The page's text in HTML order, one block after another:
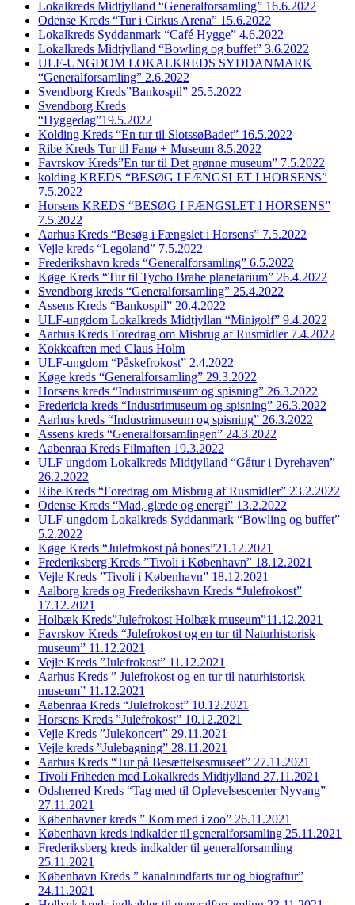
Lokalkreds Midtjylland “Generalforsamling” 16.6.2022
Odense Kreds “Tur i Cirkus Arena” 15.6.2022
Lokalkreds Syddanmark “Café Hygge” 4.6.2022
Lokalkreds Midtjylland “Bowling og buffet” 3.6.2022
ULF-UNGDOM LOKALKREDS SYDDANMARK
“Generalforsamling” 2.6.2022
Svendborg Kreds”Bankospil” 25.5.2022
Svendborg Kreds
“Hyggedag”19.5.2022
Kolding Kreds “En tur til SlotssøBadet” 16.5.2022
Ribe Kreds Tur til Fanø + Museum 8.5.2022
Favrskov Kreds”En tur til Det grønne museum” 7.5.2022
kolding KREDS “BESØG I FÆNGSLET I HORSENS”
7.5.2022
Horsens KREDS “BESØG I FÆNGSLET I HORSENS”
7.5.2022
Aarhus Kreds “Besøg i Fængslet i Horsens” 7.5.2022
Vejle kreds “Legoland” 7.5.2022
Frederikshavn kreds “Generalforsamling” 6.5.2022
Køge Kreds “Tur til Tycho Brahe planetarium” 26.4.2022
Svendborg kreds “Generalforsamling” 25.4.2022
Assens Kreds “Bankospil” 20.4.2022
ULF-ungdom Lokalkreds Midtjyllan “Minigolf” 9.4.2022
Aarhus Kreds Foredrag om Misbrug af Rusmidler 7.4.2022
Kokkeaften med Claus Holm
ULF-ungdom “Påskefrokost” 2.4.2022
Køge kreds “Generalforsamling” 29.3.2022
Horsens kreds “Industrimuseum og spisning” 26.3.2022
Fredericia kreds “Industrimuseum og spisning” 26.3.2022
Aarhus kreds “Industrimuseum og spisning” 26.3.2022
Assens kreds “Generalforsamlingen” 24.3.2022
Aabenraa Kreds Filmaften 19.3.2022
ULF ungdom Lokalkreds Midtjylland “Gåtur i Dyrehaven”
26.2.2022
Ribe Kreds “Foredrag om Misbrug af Rusmidler” 23.2.2022
Odense Kreds “Mad, glæde og energi” 13.2.2022
ULF-ungdom Lokalkreds Syddanmark “Bowling og buffet”
5.2.2022
Køge Kreds “Julefrokost på bones”21.12.2021
Frederiksberg Kreds ”Tivoli i København” 18.12.2021
Vejle Kreds ”Tivoli i København” 18.12.2021
Aalborg kreds og Frederikshavn Kreds “Julefrokost”
17.12.2021
Holbæk Kreds”Julefrokost Holbæk museum”11.12.2021
Favrskov Kreds “Julefrokost og en tur til Naturhistorisk
museum” 11.12.2021
Vejle Kreds ”Julefrokost” 11.12.2021
Aarhus Kreds ” Julefrokost og en tur til naturhistorisk
museum” 11.12.2021
Aabenraa Kreds “Julefrokost” 10.12.2021
Horsens Kreds ”Julefrokost” 10.12.2021
Vejle Kreds ”Julekoncert” 29.11.2021
Vejle kreds ”Julebagning” 28.11.2021
Aarhus Kreds “Tur på Besættelsesmuseet” 27.11.2021
Tivoli Friheden med Lokalkreds Midtjylland 27.11.2021
Odsherred Kreds “Tag med til Oplevelsescenter Nyvang”
27.11.2021
Københavner kreds ” Kom med i zoo” 26.11.2021
København kreds indkalder til generalforsamling 25.11.2021
Frederiksberg kreds indkalder til generalforsamling
25.11.2021
København Kreds ” kanalrundfarts tur og biograftur”
24.11.2021